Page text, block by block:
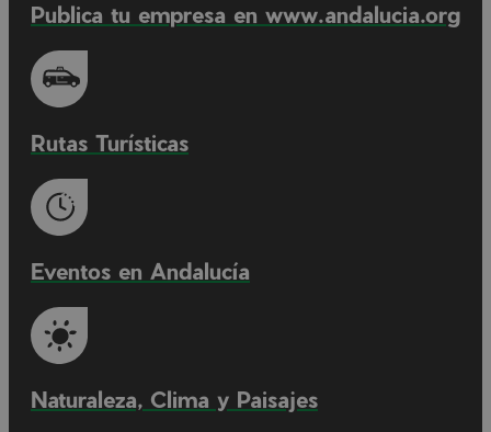
Publica tu empresa en www.andalucia.org
Rutas Turísticas
Eventos en Andalucía
Naturaleza, Clima y Paisajes